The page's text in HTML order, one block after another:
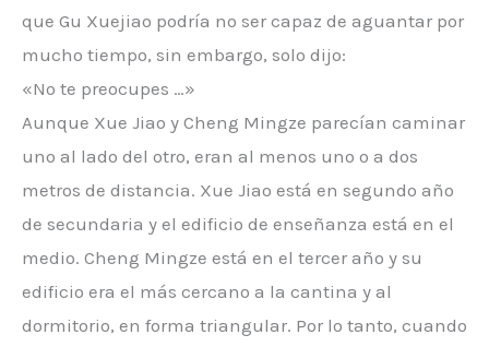
que Gu Xuejiao podría no ser capaz de aguantar por
mucho tiempo, sin embargo, solo dijo:
«No te preocupes …»
Aunque Xue Jiao y Cheng Mingze parecían caminar
uno al lado del otro, eran al menos uno o a dos
metros de distancia. Xue Jiao está en segundo año
de secundaria y el edificio de enseñanza está en el
medio. Cheng Mingze está en el tercer año y su
edificio era el más cercano a la cantina y al
dormitorio, en forma triangular. Por lo tanto, cuando